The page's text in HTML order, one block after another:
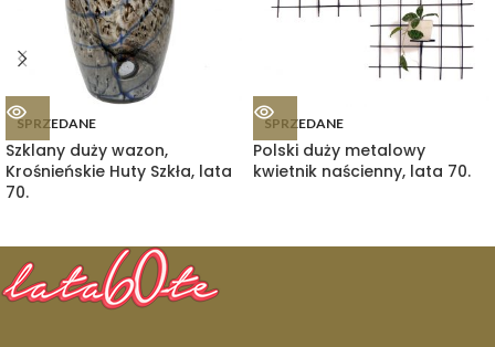
SPRZEDANE
Szklany duży wazon,
Krośnieńskie Huty Szkła, lata
70.
SPRZEDANE
Polski duży metalowy
kwietnik naścienny, lata 70.